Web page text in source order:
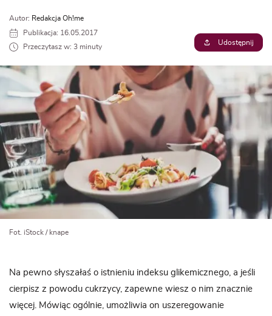
Autor: Redakcja Oh!me
Publikacja: 16.05.2017
Przeczytasz w: 3 minuty
Udostępnij
Fot. iStock / knape
Na pewno słyszałaś o istnieniu indeksu glikemicznego, a jeśli
cierpisz z powodu cukrzycy, zapewne wiesz o nim znacznie
więcej. Mówiąc ogólnie, umożliwia on uszeregowanie